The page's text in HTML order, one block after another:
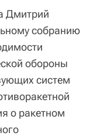
Дмитрий
собранию
обороны
систем
о ракетном